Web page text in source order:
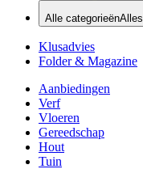
Alle categorieënAlles
Klusadvies
Folder & Magazine
Aanbiedingen
Verf
Vloeren
Gereedschap
Hout
Tuin